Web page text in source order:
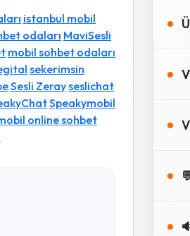
istanbul mobil
odaları MaviSesli
mobil sohbet odaları
sekerimsin
Sesli Zerayseslichat
Speakymobil
online sohbet